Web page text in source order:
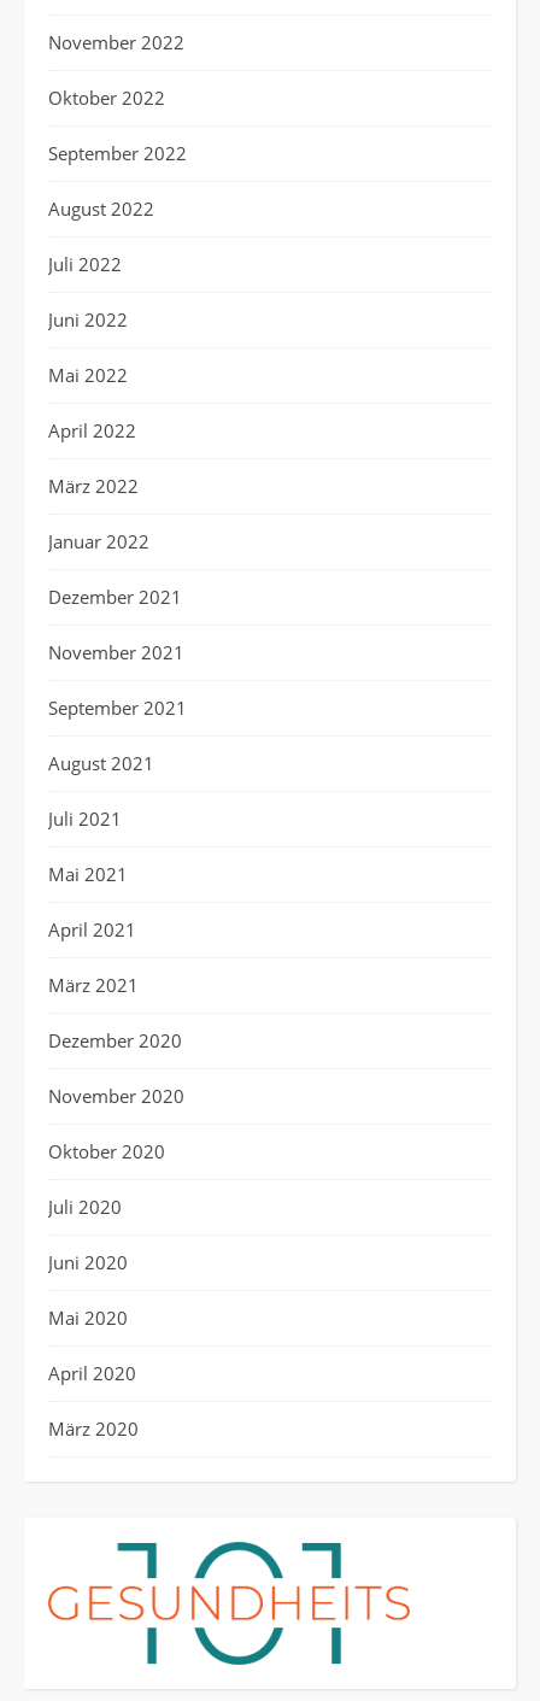
November 2022
Oktober 2022
September 2022
August 2022
Juli 2022
Juni 2022
Mai 2022
April 2022
März 2022
Januar 2022
Dezember 2021
November 2021
September 2021
August 2021
Juli 2021
Mai 2021
April 2021
März 2021
Dezember 2020
November 2020
Oktober 2020
Juli 2020
Juni 2020
Mai 2020
April 2020
März 2020